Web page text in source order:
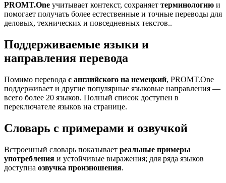
PROMT.One учитывает контекст, сохраняет терминологию и
помогает получать более естественные и точные переводы для
деловых, технических и повседневных текстов..
Поддерживаемые языки и
направления перевода
Помимо перевода с английского на немецкий, PROMT.One
поддерживает и другие популярные языковые направления —
всего более 20 языков. Полный список доступен в
переключателе языков на странице.
Словарь с примерами и озвучкой
Встроенный словарь показывает реальные примеры
употребления и устойчивые выражения; для ряда языков
доступна озвучка произношения.